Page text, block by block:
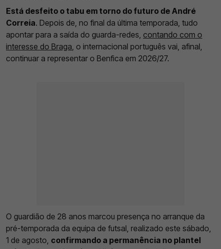
Está desfeito o tabu em torno do futuro de André
Correia. Depois de, no final da última temporada, tudo
apontar para a saída do guarda-redes, contando com o
interesse do Braga, o internacional português vai, afinal,
continuar a representar o Benfica em 2026/27.
O guardião de 28 anos marcou presença no arranque da
pré-temporada da equipa de futsal, realizado este sábado,
1 de agosto, confirmando a permanência no plantel